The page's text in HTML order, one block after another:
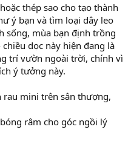
thép sao cho tạo thành
ý bạn và tìm loại dây leo
sống, mùa bạn định trồng
dọc này hiện đang là
trí vườn ngoài trời, chính vì
ý tưởng này.
mini trên sân thượng,
râm cho góc ngồi lý